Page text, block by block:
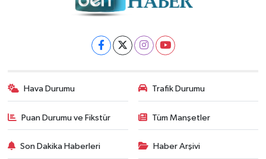
Hava Durumu Trafik Durumu
Puan Durumu ve Fikstür Tüm Manşetler
Son Dakika Haberleri Haber Arşivi